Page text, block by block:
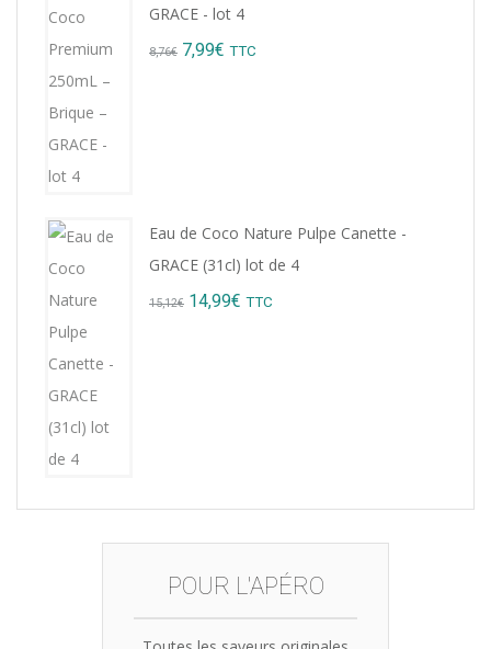
GRACE - lot 4
8,76€ Original
7,99€ Current
TTC
Eau de Coco Nature Pulpe Canette -
GRACE (31cl) lot de 4
15,12€ Original
14,99€ Current
TTC
POUR L'APÉRO